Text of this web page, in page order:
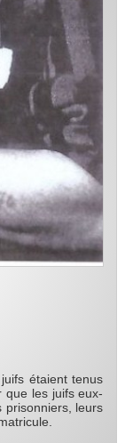
étaient tenus
que les juifs eux-
prisonniers, leurs